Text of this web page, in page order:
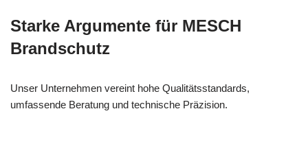
Starke Argumente für MESCH
Brandschutz
Unser Unternehmen vereint hohe Qualitätsstandards,
umfassende Beratung und technische Präzision.